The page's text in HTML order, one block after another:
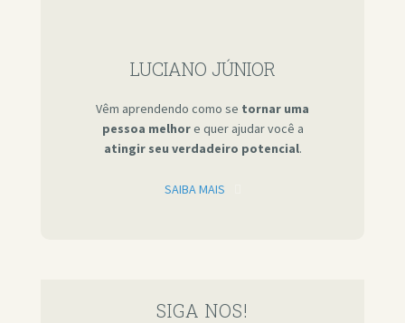
LUCIANO JÚNIOR
Vêm aprendendo como se tornar uma
pessoa melhore quer ajudar você a
atingir seu verdadeiro potencial.
SAIBA MAIS
SIGA NOS!